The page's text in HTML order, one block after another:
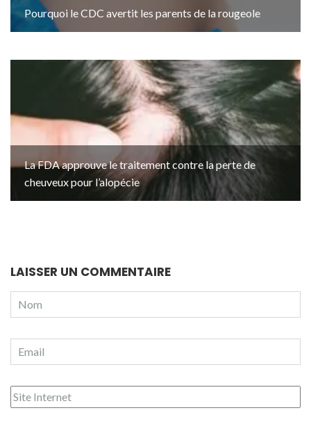
Pourquoi le CDC avertit les parents de la rougeole
La FDA approuve le traitement contre la perte de
cheuveux pour l’alopécie
LAISSER UN COMMENTAIRE